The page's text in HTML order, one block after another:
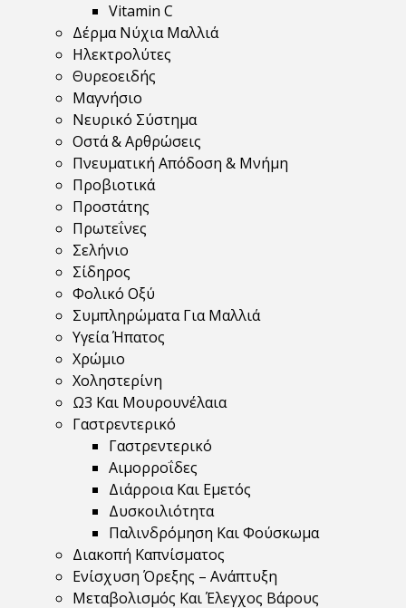
Vitamin C
Δέρμα Νύχια Μαλλιά
Ηλεκτρολύτες
Θυρεοειδής
Μαγνήσιο
Νευρικό Σύστημα
Οστά & Αρθρώσεις
Πνευματική Απόδοση & Μνήμη
Προβιοτικά
Προστάτης
Πρωτεΐνες
Σελήνιο
Σίδηρος
Φολικό Οξύ
Συμπληρώματα Για Μαλλιά
Υγεία Ήπατος
Χρώμιο
Χοληστερίνη
Ω3 Και Μουρουνέλαια
Γαστρεντερικό
Γαστρεντερικό
Αιμορροΐδες
Διάρροια Και Εμετός
Δυσκοιλιότητα
Παλινδρόμηση Και Φούσκωμα
Διακοπή Καπνίσματος
Ενίσχυση Όρεξης – Ανάπτυξη
Μεταβολισμός Και Έλεγχος Βάρους